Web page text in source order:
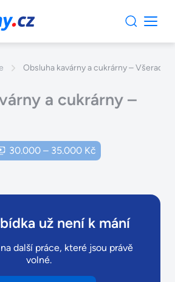
Obsluha kavárny a cukrárny – Všeradice
a cukrárny –
30.000 – 35.000 Kč
už není k mání
další práce, které jsou právě
volné.